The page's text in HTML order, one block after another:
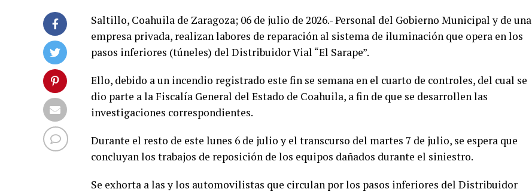
Saltillo, Coahuila de Zaragoza; 06 de julio de 2026.- Personal del Gobierno Municipal y de una
empresa privada, realizan labores de reparación al sistema de iluminación que opera en los
pasos inferiores (túneles) del Distribuidor Vial “El Sarape”.
Ello, debido a un incendio registrado este fin se semana en el cuarto de controles, del cual se
dio parte a la Fiscalía General del Estado de Coahuila, a fin de que se desarrollen las
investigaciones correspondientes.
Durante el resto de este lunes 6 de julio y el transcurso del martes 7 de julio, se espera que
concluyan los trabajos de reposición de los equipos dañados durante el siniestro.
Se exhorta a las y los automovilistas que circulan por los pasos inferiores del Distribuidor